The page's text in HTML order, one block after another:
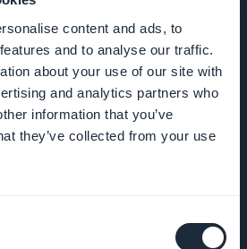
content and ads, to
and to analyse our traffic.
about your use of our site with
and analytics partners who
information that you’ve
they’ve collected from your use